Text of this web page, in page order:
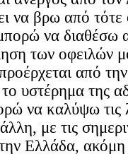
να βρω από τότε
να διαθέσω
των οφειλών
από
υστέρημα της
να καλύψω τις
με τις
Ελλάδα, ακόμη